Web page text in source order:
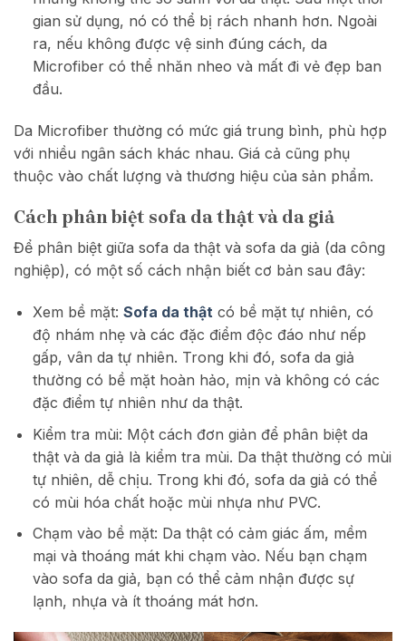
gian sử dụng, nó có thể bị rách nhanh hơn. Ngoài
ra, nếu không được vệ sinh đúng cách, da
Microfiber có thể nhăn nheo và mất đi vẻ đẹp ban
đầu.
Da Microfiber thường có mức giá trung bình, phù hợp
với nhiều ngân sách khác nhau. Giá cả cũng phụ
thuộc vào chất lượng và thương hiệu của sản phẩm.
Cách phân biệt sofa da thật và da giả
Để phân biệt giữa sofa da thật và sofa da giả (da công
nghiệp), có một số cách nhận biết cơ bản sau đây:
Xem bề mặt: Sofa da thậtcó bề mặt tự nhiên, có
độ nhám nhẹ và các đặc điểm độc đáo như nếp
gấp, vân da tự nhiên. Trong khi đó, sofa da giả
thường có bề mặt hoàn hảo, mịn và không có các
đặc điểm tự nhiên như da thật.
Kiểm tra mùi: Một cách đơn giản để phân biệt da
thật và da giả là kiểm tra mùi. Da thật thường có mùi
tự nhiên, dễ chịu. Trong khi đó, sofa da giả có thể
có mùi hóa chất hoặc mùi nhựa như PVC.
Chạm vào bề mặt: Da thật có cảm giác ấm, mềm
mại và thoáng mát khi chạm vào. Nếu bạn chạm
vào sofa da giả, bạn có thể cảm nhận được sự
lạnh, nhựa và ít thoáng mát hơn.